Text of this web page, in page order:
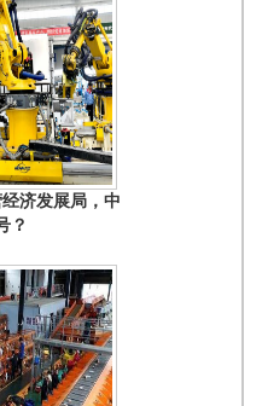
济发展局，中
？